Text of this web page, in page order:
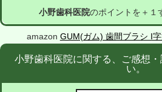
小野歯科医院のポイントを＋１
amazon GUM(ガム) 歯間ブラシ I
小野歯科医院に関する、ご感想
い。